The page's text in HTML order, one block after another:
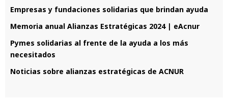
Empresas y fundaciones solidarias que brindan ayuda
Memoria anual Alianzas Estratégicas 2024 | eAcnur
Pymes solidarias al frente de la ayuda a los más
necesitados
Noticias sobre alianzas estratégicas de ACNUR